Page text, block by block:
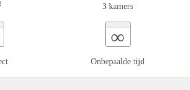
3 kamers
∞
Onbepaalde tijd